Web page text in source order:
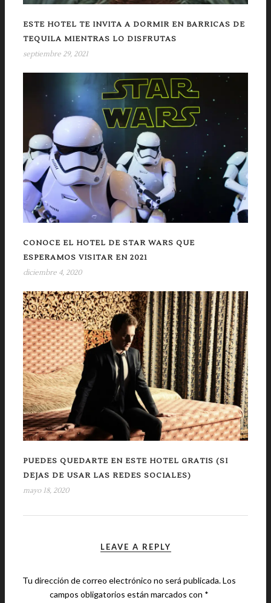
ESTE HOTEL TE INVITA A DORMIR EN BARRICAS DE
TEQUILA MIENTRAS LO DISFRUTAS
septiembre 29, 2021
CONOCE EL HOTEL DE STAR WARS QUE
ESPERAMOS VISITAR EN 2021
diciembre 4, 2020
PUEDES QUEDARTE EN ESTE HOTEL GRATIS (SI
DEJAS DE USAR LAS REDES SOCIALES)
mayo 18, 2020
LEAVE A REPLY
Tu dirección de correo electrónico no será publicada.Los
campos obligatorios están marcados con *